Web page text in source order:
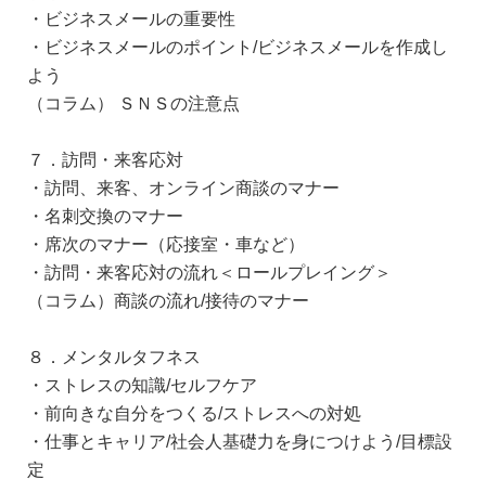
・ビジネスメールの重要性
・ビジネスメールのポイント/ビジネスメールを作成し
よう
（コラム） ＳＮＳの注意点
７．訪問・来客応対
・訪問、来客、オンライン商談のマナー
・名刺交換のマナー
・席次のマナー（応接室・車など）
・訪問・来客応対の流れ＜ロールプレイング＞
（コラム）商談の流れ/接待のマナー
８．メンタルタフネス
・ストレスの知識/セルフケア
・前向きな自分をつくる/ストレスへの対処
・仕事とキャリア/社会人基礎力を身につけよう/目標設
定